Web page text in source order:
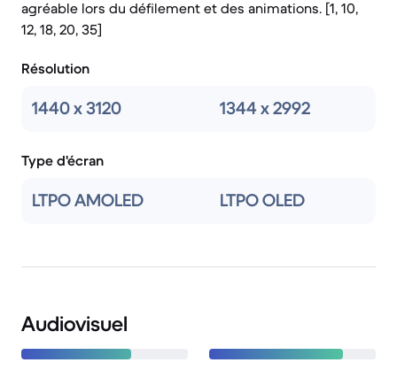
agréable lors du défilement et des animations. [1, 10,
12, 18, 20, 35]
Résolution
1440 x 3120 1344 x 2992
Type d'écran
LTPO AMOLED LTPO OLED
Audiovisuel